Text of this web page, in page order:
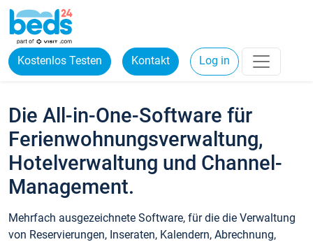
Kostenlos Testen Kontakt Log in
Die All-in-One-Software für
Ferienwohnungsverwaltung,
Hotelverwaltung und Channel-
Management.
Mehrfach ausgezeichnete Software, für die die Verwaltung
von Reservierungen, Inseraten, Kalendern, Abrechnung,